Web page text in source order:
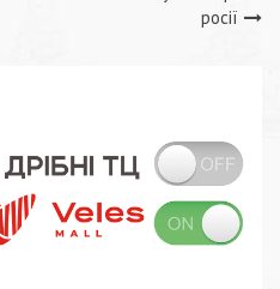
росії